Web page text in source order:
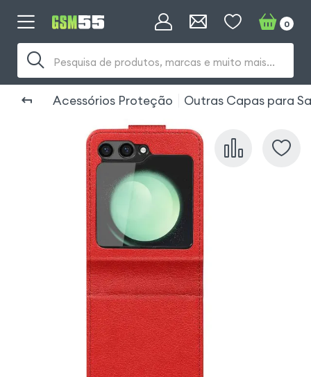
Pesquisa de produtos, marcas e muito mais...
0
Acessórios Proteção Outras Capas para